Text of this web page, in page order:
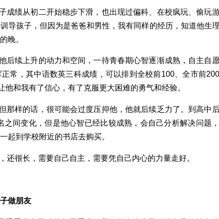
成绩从初二开始稳步下滑，也出现过偏科、在校疯玩、偷玩
导孩子，但因为是爸爸和男性，我有同样的经历，知道他生
晚。
后续上升的动力和空间，一待青春期心智逐渐成熟，自主自
常，其中语数英三科成绩，可以排到全校前100、全市前
他和我有了信心，有了克服更大困难的勇气和经验。
那样的话，很可能会过度压抑他，他就后续乏力了。到高中
之间变化，但是他心智已经比较成熟，会自己分析解决问题
起到学校附近的书店去购买。
还很长，需要自己自主，需要凭自己内心的力量走好。
做朋友